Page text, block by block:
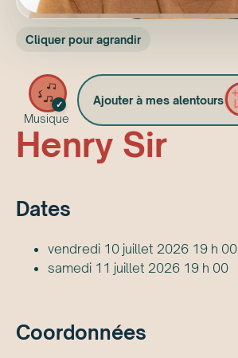
Cliquer pour agrandir
✓
Musique
Ajouter à mes alentours
Henry Sir
Dates
vendredi 10 juillet 2026 19 h 00
samedi 11 juillet 2026 19 h 00
Coordonnées